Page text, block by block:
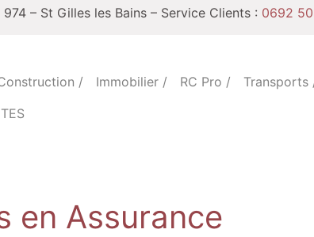
– St Gilles les Bains – Service Clients : 0692 50
/ Immobilier / RC Pro / Transports
en Assurance